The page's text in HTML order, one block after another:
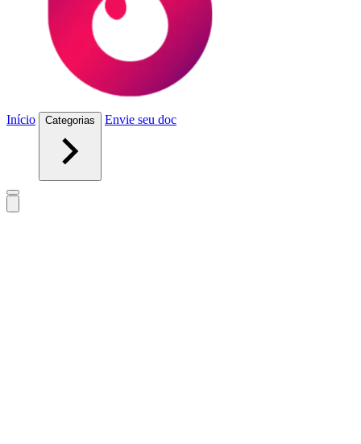
Início Categorias Envie seu doc